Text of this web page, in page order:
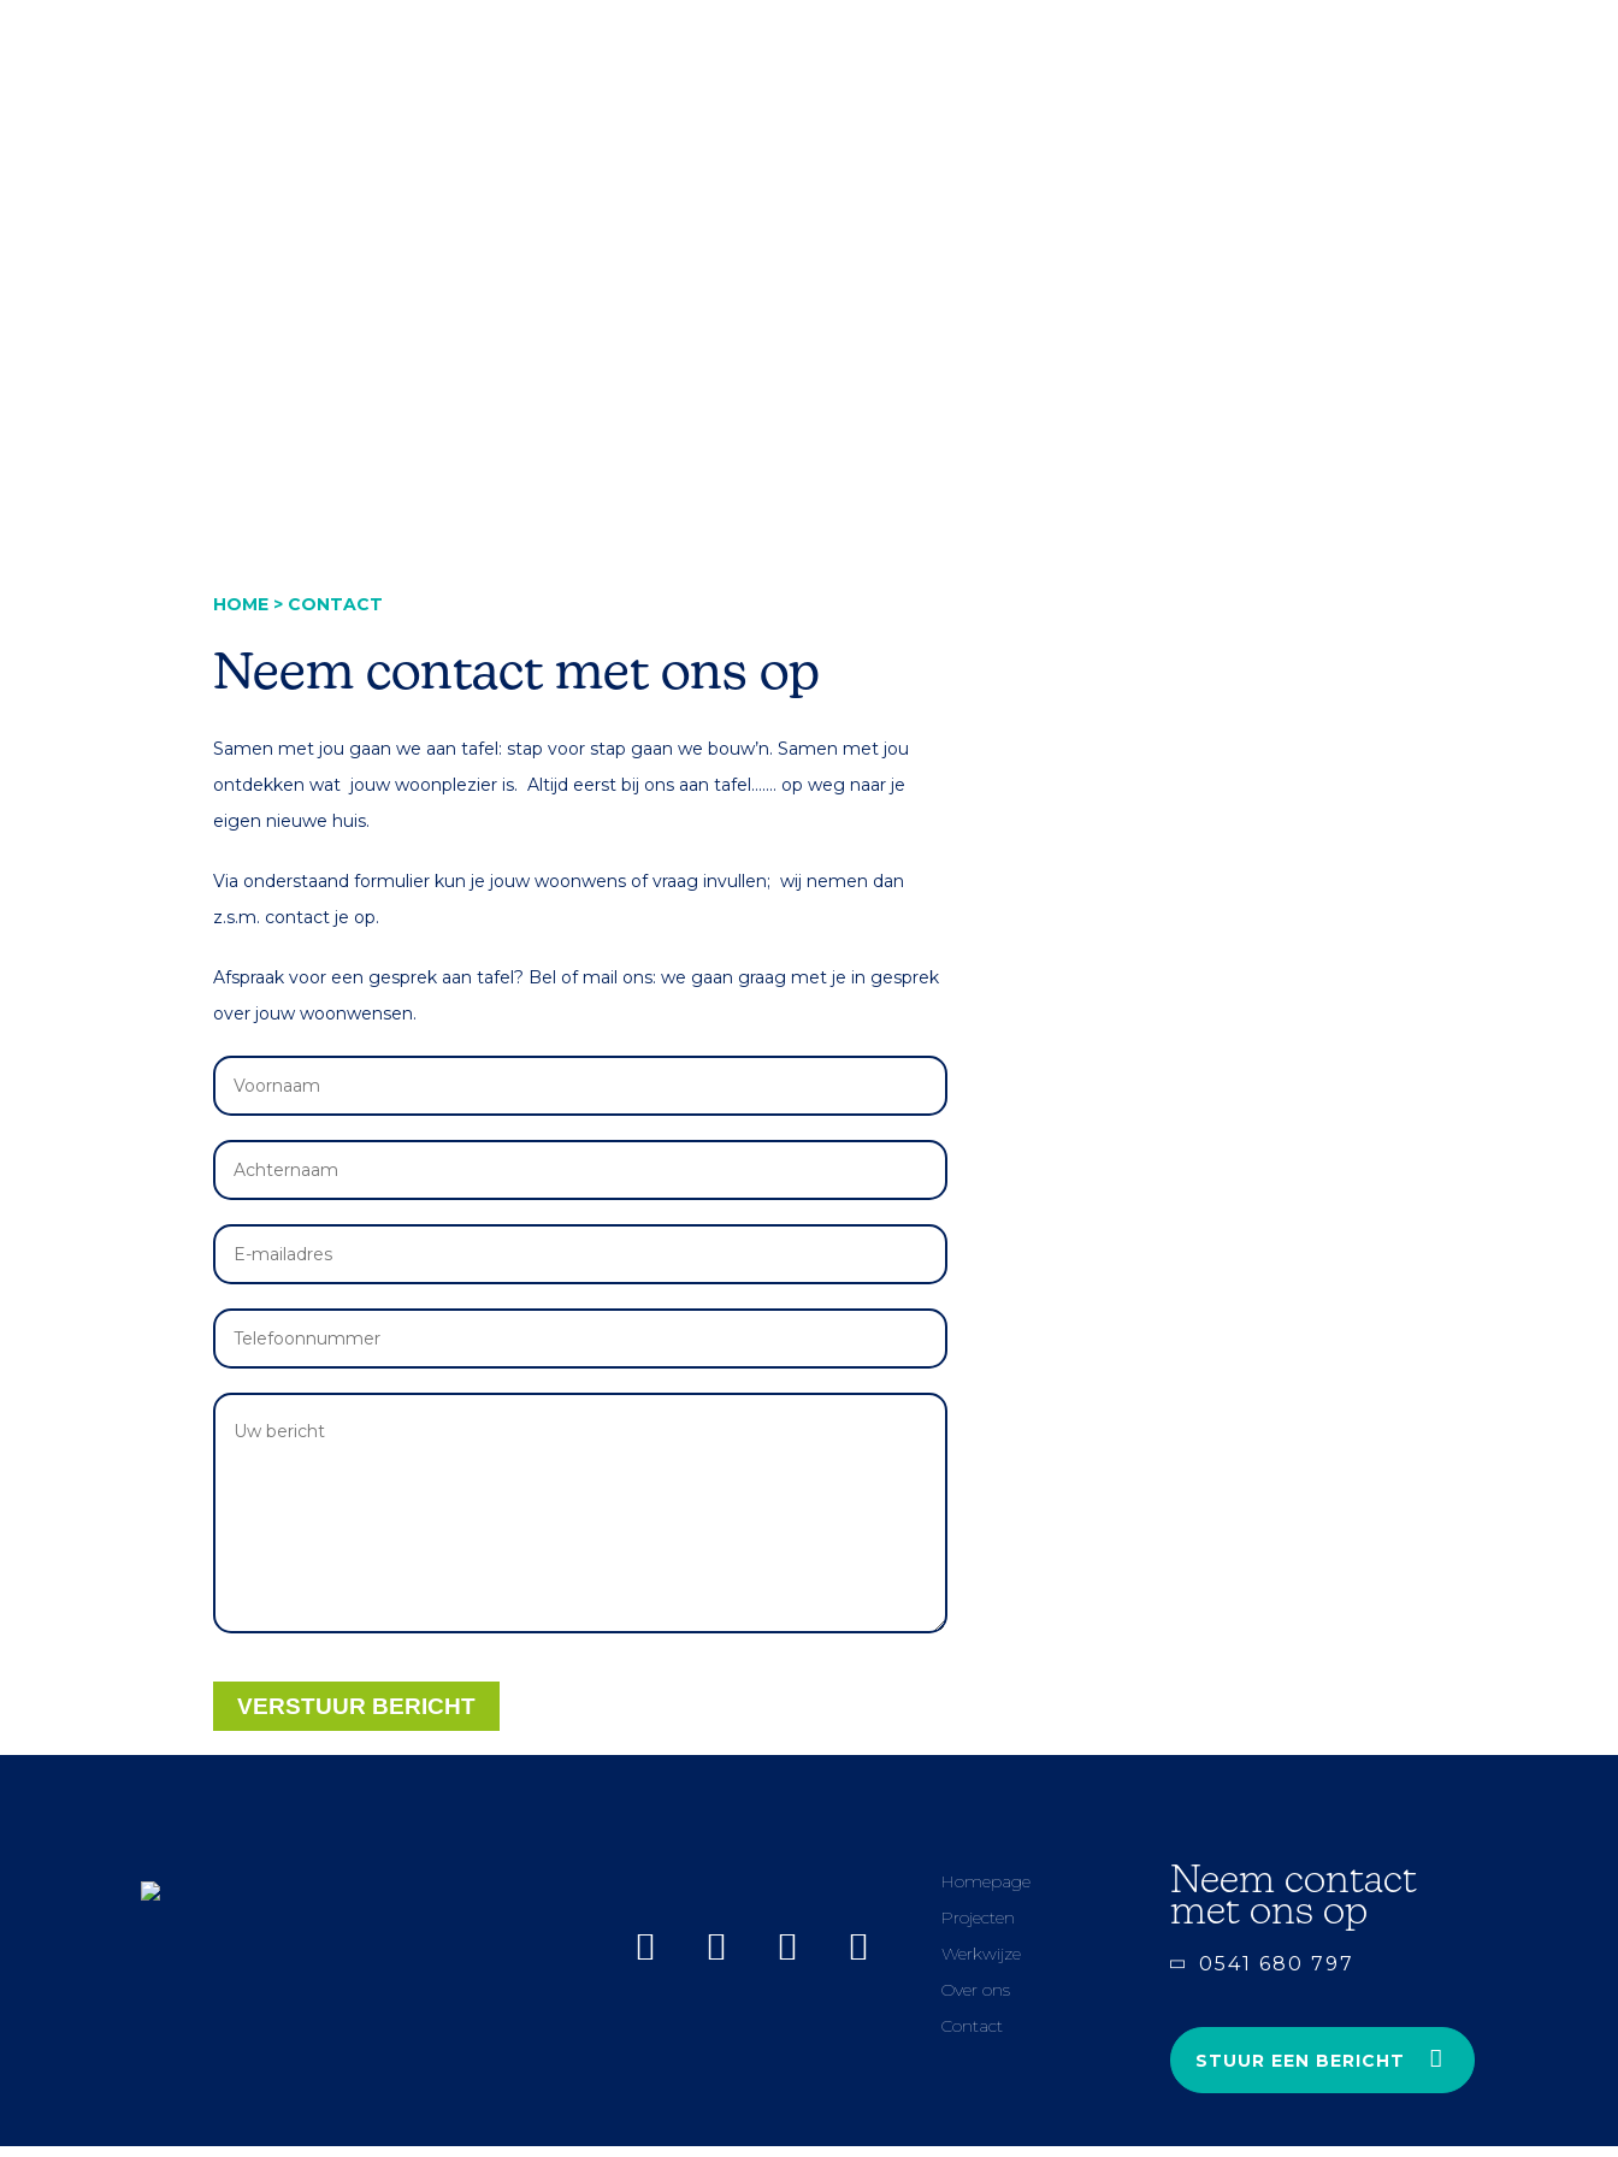
HOME > CONTACT
Neem contact met ons op
Samen met jou gaan we aan tafel: stap voor stap gaan we bouw’n. Samen met jou
ontdekken wat jouw woonplezier is. Altijd eerst bij ons aan tafel……. op weg naar je
eigen nieuwe huis.
Via onderstaand formulier kun je jouw woonwens of vraag invullen; wij nemen dan
z.s.m. contact je op.
Afspraak voor een gesprek aan tafel? Bel of mail ons: we gaan graag met je in gesprek
over jouw woonwensen.
VERSTUUR BERICHT
Homepage
Projecten
Werkwijze
Over ons
Contact
Neem contact
met ons op
0541 680 797
STUUR EEN BERICHT